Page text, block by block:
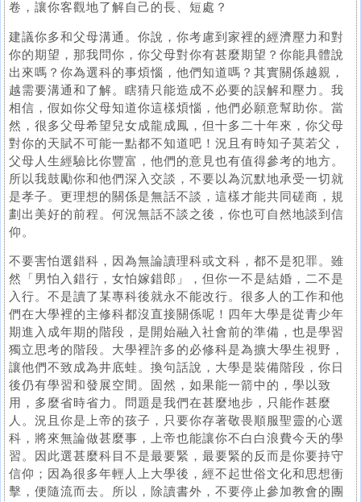
卷，讓你客觀地了解自己的長、短處？
建議你多和父母溝通。你說，你考慮到家裡的經濟壓力和對
你的期望，那我問你，你父母對你有甚麼期望？你能具體說
出來嗎？你為選科的事煩惱，他們知道嗎？其實關係越親，
越需要溝通和了解。瞎猜只能造成不必要的誤解和壓力。我
相信，假如你父母知道你這樣煩惱，他們必願意幫助你。當
然，很多父母希望兒女成龍成鳳，但十多二十年來，你父母
對你的天賦不可能一點都不知道吧！況且有時知子莫若父，
父母人生經驗比你豐富，他們的意見也有值得參考的地方。
所以我鼓勵你和他們深入交談，不要以為沉默地承受一切就
是孝子。更理想的關係是無話不談，這樣才能共同磋商，規
劃出美好的前程。何況無話不談之後，你也可自然地談到信
仰。
不要害怕選錯科，因為無論讀理科或文科，都不是犯罪。雖
然「男怕入錯行，女怕嫁錯郎」，但你一不是結婚，二不是
入行。不是讀了某專科後就永不能改行。很多人的工作和他
們在大學裡的主修科都沒直接關係呢！四年大學是從青少年
期進入成年期的階段，是開始融入社會前的準備，也是學習
獨立思考的階段。大學裡許多的必修科是為擴大學生視野，
讓他們不致成為井底蛙。換句話說，大學是裝備階段，你日
後仍有學習和發展空間。固然，如果能一箭中的，學以致
用，多麼省時省力。問題是我們在甚麼地步，只能作甚麼
人。況且你是上帝的孩子，只要你存著敬畏順服聖靈的心選
科，將來無論做甚麼事，上帝也能讓你不白白浪費今天的學
習。因此選甚麼科目不是最要緊，最要緊的反而是你要持守
信仰；因為很多年輕人上大學後，經不起世俗文化和思想衝
擊，便隨流而去。所以，除讀書外，不要停止參加教會的團